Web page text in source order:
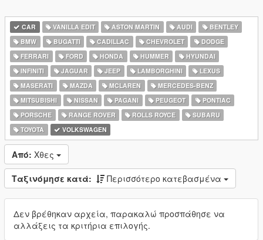
CAR VANILLA EDIT ASTON MARTIN AUDI
BENTLEY
BMW
BUGATTI CADILLAC CHEVROLET
DODGE
FERRARI
FORD HONDA HUMMER
HYUNDAI
INFINITI
JAGUAR JEEP LAMBORGHINI
LEXUS
MASERATI
MAZDA MCLAREN
MERCEDES-BENZ
MITSUBISHI
NISSAN PAGANI PEUGEOT
PONTIAC
PORSCHE
RANGE ROVER ROLLS ROYCE
SUBARU
TOYOTA
VOLKSWAGEN
Από: Χθες
Ταξινόμησε κατά: Περισσότερο κατεβασμένα
Δεν βρέθηκαν αρχεία, παρακαλώ προσπάθησε να
αλλάξεις τα κριτήρια επιλογής.